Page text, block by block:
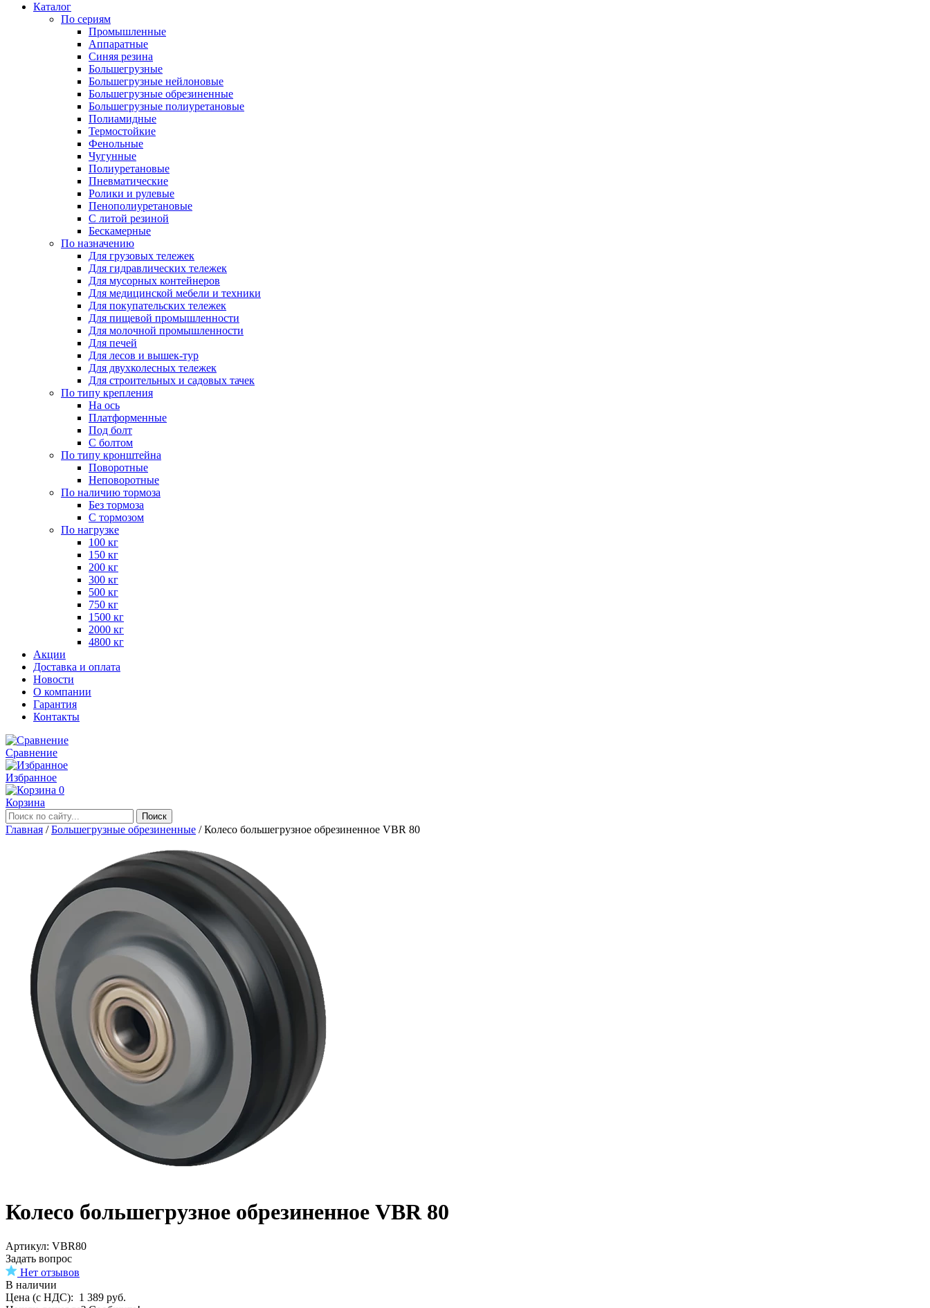
Каталог
По сериям
Промышленные
Аппаратные
Синяя резина
Большегрузные
Большегрузные нейлоновые
Большегрузные обрезиненные
Большегрузные полиуретановые
Полиамидные
Термостойкие
Фенольные
Чугунные
Полиуретановые
Пневматические
Ролики и рулевые
Пенополиуретановые
С литой резиной
Бескамерные
По назначению
Для грузовых тележек
Для гидравлических тележек
Для мусорных контейнеров
Для медицинской мебели и техники
Для покупательских тележек
Для пищевой промышленности
Для молочной промышленности
Для печей
Для лесов и вышек-тур
Для двухколесных тележек
Для строительных и садовых тачек
По типу крепления
На ось
Платформенные
Под болт
С болтом
По типу кронштейна
Поворотные
Неповоротные
По наличию тормоза
Без тормоза
С тормозом
По нагрузке
100 кг
150 кг
200 кг
300 кг
500 кг
750 кг
1500 кг
2000 кг
4800 кг
Акции
Доставка и оплата
Новости
О компании
Гарантия
Контакты
Сравнение
Избранное
0
Корзина
Главная /Большегрузные обрезиненные /Колесо большегрузное обрезиненное VBR 80
Колесо большегрузное обрезиненное VBR 80
Aртикул: VBR80
Задать вопрос
Нет отзывов
В наличии
Цена (с НДС): 1 389 руб.